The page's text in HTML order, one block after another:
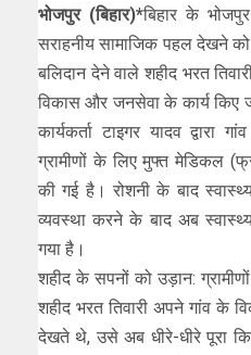
भोजपुर (बिहार)*बिहार के
सराहनीय सामाजिक पहल देखने
बलिदान देने वाले शहीद भरत
विकास और जनसेवा के कार्य किए
कार्यकर्ता टाइगर यादव
ग्रामीणों के लिए मुफ्त मेडिकल
की गई है। रोशनी के बाद
व्यवस्था करने के बाद अब
गया है।
शहीद के सपनों को उड़ान:
शहीद भरत तिवारी अपने गांव के
देखते थे, उसे अब धीरे-धीरे पूरा